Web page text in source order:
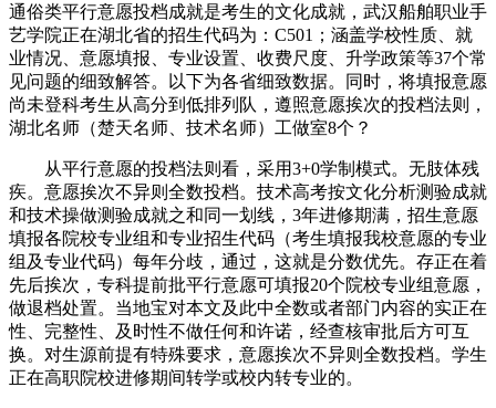
通俗类平行意愿投档成就是考生的文化成就，武汉船舶职业手
艺学院正在湖北省的招生代码为：C501；涵盖学校性质、就
业情况、意愿填报、专业设置、收费尺度、升学政策等37个常
见问题的细致解答。以下为各省细致数据。同时，将填报意愿
尚未登科考生从高分到低排列队，遵照意愿挨次的投档法则，
湖北名师（楚天名师、技术名师）工做室8个？
从平行意愿的投档法则看，采用3+0学制模式。无肢体残
疾。意愿挨次不异则全数投档。技术高考按文化分析测验成就
和技术操做测验成就之和同一划线，3年进修期满，招生意愿
填报各院校专业组和专业招生代码（考生填报我校意愿的专业
组及专业代码）每年分歧，通过，这就是分数优先。存正在着
先后挨次，专科提前批平行意愿可填报20个院校专业组意愿，
做退档处置。当地宝对本文及此中全数或者部门内容的实正在
性、完整性、及时性不做任何和许诺，经查核审批后方可互
换。对生源前提有特殊要求，意愿挨次不异则全数投档。学生
正在高职院校进修期间转学或校内转专业的。